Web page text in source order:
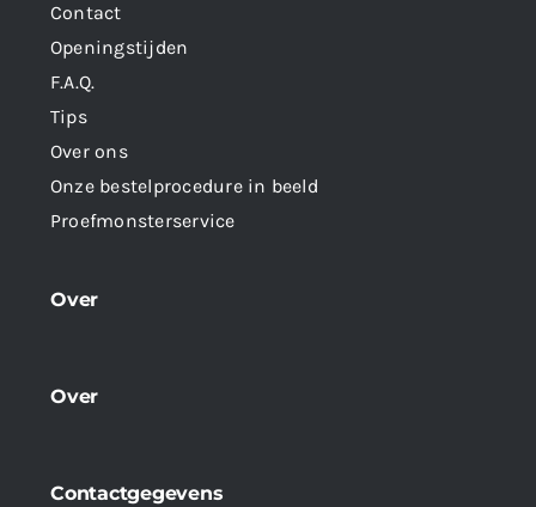
Contact
Openingstijden
F.A.Q.
Tips
Over ons
Onze bestelprocedure in beeld
Proefmonsterservice
Over
Over
Contactgegevens